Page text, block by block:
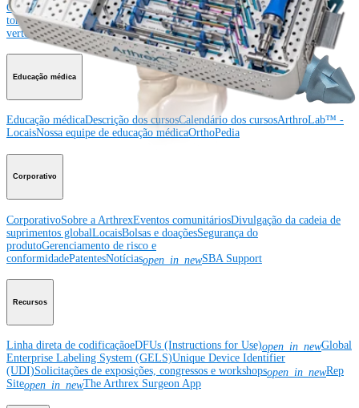
OmbroJoelhoCotoveloMão e punhoPé e
tornozeloQuadrilOrtobiológicosCirurgia cardiotorácicaColuna
vertebralImagem e ressecção
Educação médica
Educação médicaDescrição dos cursosCalendário dos cursosArthroLab™ -
LocaisNossa equipe de educação médicaOrthoPedia
Corporativo
CorporativoSobre a ArthrexEventos comunitáriosDivulgação da cadeia de
suprimentos globalLocaisBolsas e doaçõesSegurança do
produtoGerenciamento de risco e
conformidadePatentesNotíciasopen_in_newSBA Support
Recursos
Linha direta de codificaçãoeDFUs (Instructions for Use)open_in_newGlobal
Enterprise Labeling System (GELS)Unique Device Identifier
(UDI)Solicitações de exposições, congressos e workshopsopen_in_newRep
Siteopen_in_newThe Arthrex Surgeon App